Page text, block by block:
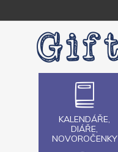
KALENDÁŘE,
DIÁŘE,
NOVOROČENKY